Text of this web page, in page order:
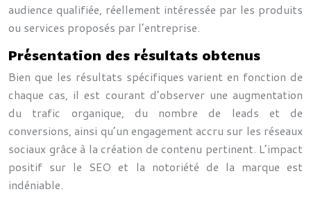
audience qualifiée, réellement intéressée par les produits
ou services proposés par l’entreprise.
Présentation des résultats obtenus
Bien que les résultats spécifiques varient en fonction de
chaque cas, il est courant d’observer une augmentation
du trafic organique, du nombre de leads et de
conversions, ainsi qu’un engagement accru sur les réseaux
sociaux grâce à la création de contenu pertinent. L’impact
positif sur le SEO et la notoriété de la marque est
indéniable.